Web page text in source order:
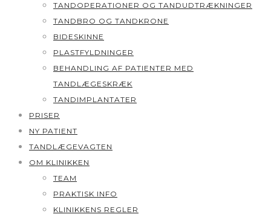
TANDOPERATIONER OG TANDUDTRÆKNINGER
TANDBRO OG TANDKRONE
BIDESKINNE
PLASTFYLDNINGER
BEHANDLING AF PATIENTER MED
TANDLÆGESKRÆK
TANDIMPLANTATER
PRISER
NY PATIENT
TANDLÆGEVAGTEN
OM KLINIKKEN
TEAM
PRAKTISK INFO
KLINIKKENS REGLER